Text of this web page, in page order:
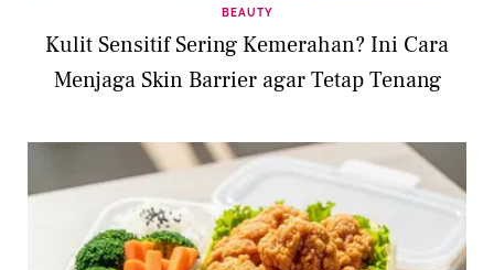
BEAUTY
Kulit Sensitif Sering Kemerahan? Ini Cara
Menjaga Skin Barrier agar Tetap Tenang